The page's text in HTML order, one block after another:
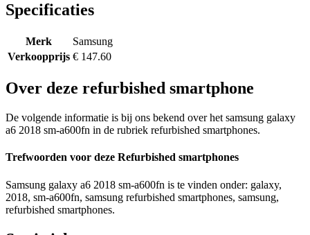
Specificaties
Merk
Samsung
Verkoopprijs € 147.60
Over deze refurbished smartphone
De volgende informatie is bij ons bekend over het samsung galaxy
a6 2018 sm-a600fn in de rubriek refurbished smartphones.
Trefwoorden voor deze Refurbished smartphones
Samsung galaxy a6 2018 sm-a600fn is te vinden onder: galaxy,
2018, sm-a600fn, samsung refurbished smartphones, samsung,
refurbished smartphones.